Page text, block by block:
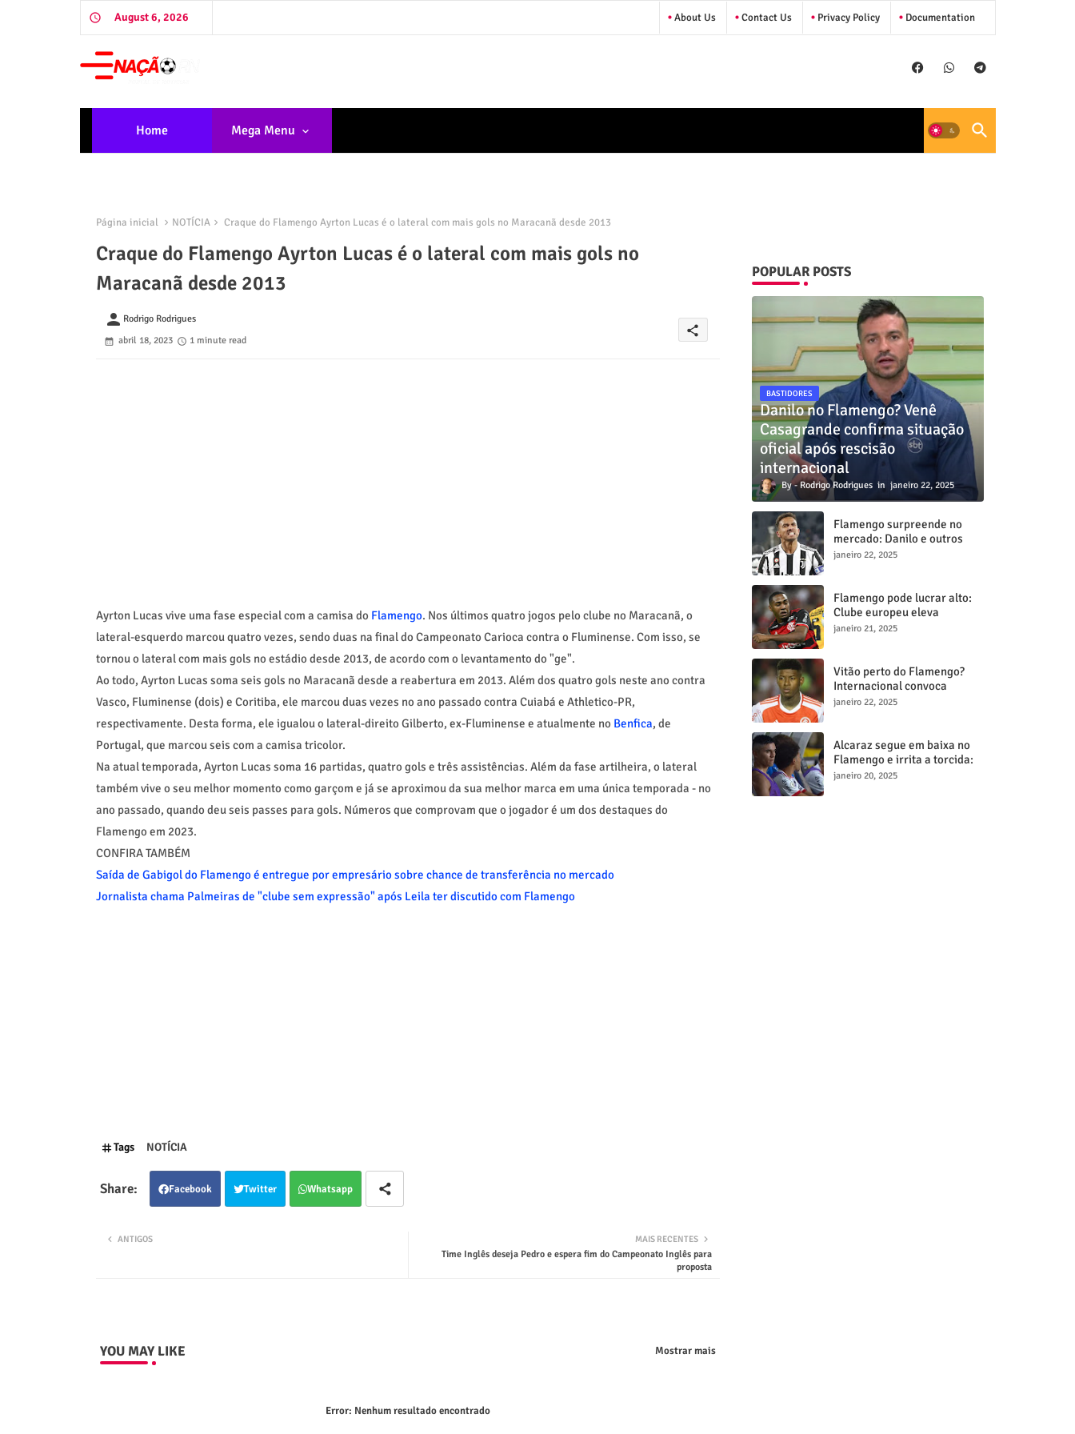
August 6, 2026 About Us Contact Us Privacy Policy Documentation
Home Mega Menu
Página inicial NOTÍCIA Craque do Flamengo Ayrton Lucas é o lateral com mais gols no Maracanã desde 2013
Craque do Flamengo Ayrton Lucas é o lateral com mais gols no
Maracanã desde 2013
person Rodrigo Rodrigues
abril 18, 2023
1 minute read
share
Ayrton Lucas vive uma fase especial com a camisa do Flamengo. Nos últimos quatro jogos pelo clube no Maracanã, o
lateral-esquerdo marcou quatro vezes, sendo duas na final do Campeonato Carioca contra o Fluminense. Com isso, se
tornou o lateral com mais gols no estádio desde 2013, de acordo com o levantamento do "ge".
Ao todo, Ayrton Lucas soma seis gols no Maracanã desde a reabertura em 2013. Além dos quatro gols neste ano contra
Vasco, Fluminense (dois) e Coritiba, ele marcou duas vezes no ano passado contra Cuiabá e Athletico-PR,
respectivamente. Desta forma, ele igualou o lateral-direito Gilberto, ex-Fluminense e atualmente no Benfica, de
Portugal, que marcou seis com a camisa tricolor.
Na atual temporada, Ayrton Lucas soma 16 partidas, quatro gols e três assistências. Além da fase artilheira, o lateral
também vive o seu melhor momento como garçom e já se aproximou da sua melhor marca em uma única temporada - no
ano passado, quando deu seis passes para gols. Números que comprovam que o jogador é um dos destaques do
Flamengo em 2023.
CONFIRA TAMBÉM
Saída de Gabigol do Flamengo é entregue por empresário sobre chance de transferência no mercado
Jornalista chama Palmeiras de "clube sem expressão" após Leila ter discutido com Flamengo
Tags NOTÍCIA
Facebook Twitter Whatsapp
MAIS RECENTES
Time Inglês deseja Pedro e espera fim do Campeonato Inglês para
proposta
ANTIGOS
YOU MAY LIKE Mostrar mais
Error: Nenhum resultado encontrado
POPULAR POSTS
BASTIDORES
Danilo no Flamengo? Venê
Casagrande confirma situação
oficial após rescisão
internacional
Rodrigo Rodrigues janeiro 22, 2025
Flamengo surpreende no
mercado: Danilo e outros
dois craques estão a
janeiro 22, 2025
Flamengo pode lucrar alto:
Clube europeu eleva
proposta por Lorran para R$
janeiro 21, 2025
Vitão perto do Flamengo?
Internacional convoca
reunião decisiva para tentar
janeiro 22, 2025
Alcaraz segue em baixa no
Flamengo e irrita a torcida:
"Maior contratação, menor
janeiro 20, 2025